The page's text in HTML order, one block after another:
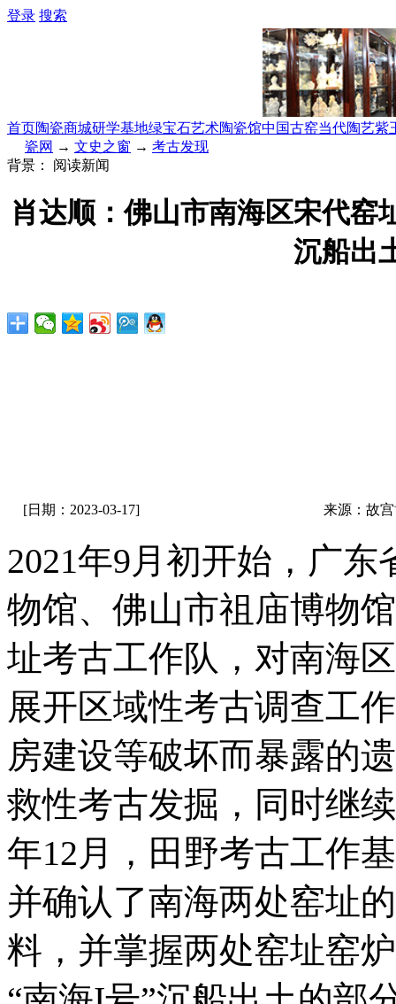
登录 搜索
首页陶瓷商城研学基地绿宝石艺术陶瓷馆中国古窑当代陶艺紫
瓷网 → 文史之窗 → 考古发现
背景：
阅读新闻
肖达顺：佛山市南海区宋代
沉船出
[日期：2023-03-17] 来源：故
2021年9月初开始，广
物馆、佛山市祖庙博物
址考古工作队，对南海
展开区域性考古调查工
房建设等破坏而暴露的
救性考古发掘，同时继
年12月，田野考古工作
并确认了南海两处窑址
料，并掌握两处窑址窑